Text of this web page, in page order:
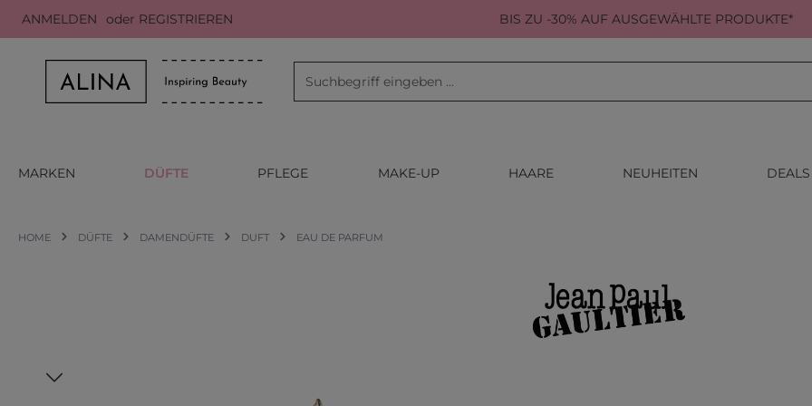
Hauptinhalt springen
Zur Suche springen
Zur Hauptnavigation springen
ANMELDEN oder REGISTRIEREN BIS ZU -30% AUF AUSGEWÄHLTE PRODUKTE*
MARKEN DÜFTE PFLEGE MAKE-UP HAARE NEUHEITEN DEALS
HOME DÜFTE DAMENDÜFTE DUFT EAU DE PARFUM
Bildergalerie überspringen